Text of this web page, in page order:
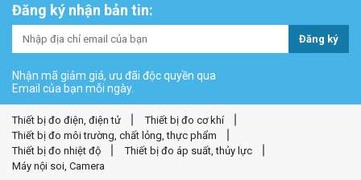
Đăng ký nhận bản tin:
Đăng ký
Nhận mã giảm giá, ưu đãi độc quyền qua
Email của bạn mỗi ngày.
Thiết bị đo điện, điện tử
Thiết bị đo cơ khí
Thiết bị đo môi trường, chất lỏng, thực phẩm
Thiết bị đo nhiệt độ
Thiết bị đo áp suất, thủy lực
Máy nội soi, Camera